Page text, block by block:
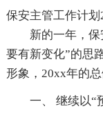
保安主管工作计划
新的一年，
要有新变化”的思
形象，20xx年的
一、 继续以“